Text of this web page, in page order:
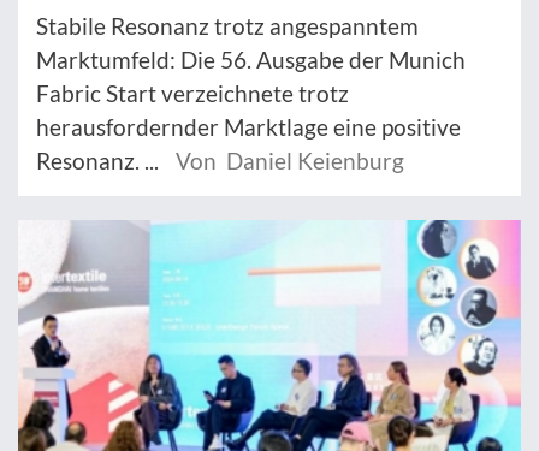
Stabile Resonanz trotz angespanntem
Marktumfeld: Die 56. Ausgabe der Munich
Fabric Start verzeichnete trotz
herausfordernder Marktlage eine positive
Resonanz. ...
Von Daniel Keienburg